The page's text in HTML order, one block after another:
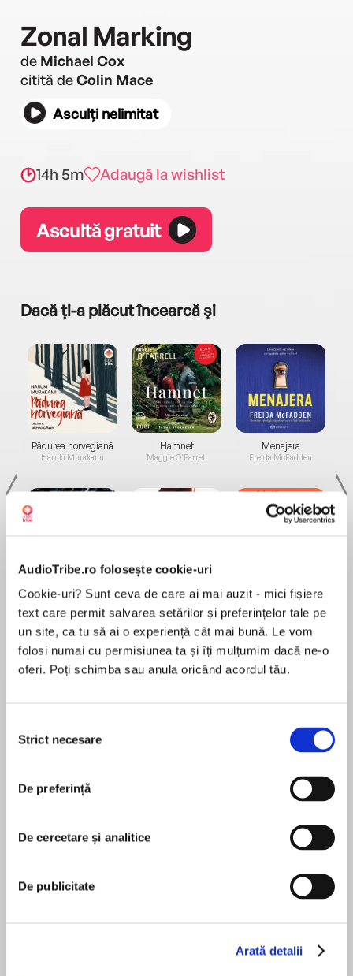
AudioTribe.ro folosește cookie-uri
Cookie-uri? Sunt ceva de care ai mai auzit - mici fișiere
text care permit salvarea setărilor și preferințelor tale pe
un site, ca tu să ai o experiență cât mai bună. Le vom
folosi numai cu permisiunea ta și îți mulțumim dacă ne-o
oferi. Poți schimba sau anula oricând acordul tău.
consimțământului
Strict necesare
De preferință
De cercetare și analitice
De publicitate
Arată detalii
Zonal Marking
de Michael Cox
citită deColin Mace
Asculți nelimitat
14h 5m Adaugă la wishlist
Ascultă gratuit
Dacă ți-a plăcut încearcă și
Pădurea norvegiană
Haruki Murakami
Elita de Argint (Elita
de...
Hamnet
Maggie O'Farrell
Diavolul se îmbracă de
la...
Menajera
Freida McFadden
Migdală
Sohn Won-pyung
in European football’ Matthew Syed, The Times
‘A fascinating assessment of football in 2019’
An insightful, comprehensive and always
În acest moment nu există recenzii
Michael Cox